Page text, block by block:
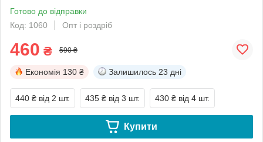
Готово до відправки
Код: 1060
Опт і роздріб
460 ₴ 590 ₴
Економія 130 ₴ Залишилось 23 дні
440 ₴ від 2 шт. 435 ₴ від 3 шт. 430 ₴ від 4 шт.
Купити